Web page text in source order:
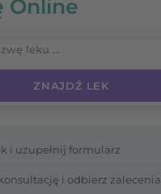
Online
i uzupełnij formularz
i odbierz zalecenia